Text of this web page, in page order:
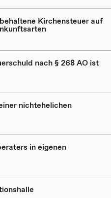
Kirchensteuer auf
nach § 268 AO ist
nichtehelichen
in eigenen